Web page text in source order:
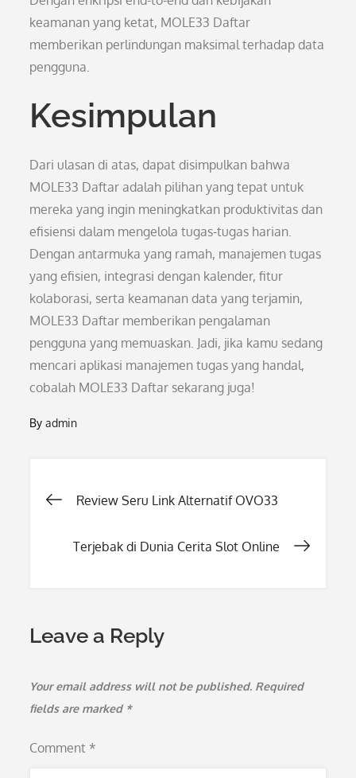
keamanan yang ketat, MOLE33 Daftar
memberikan perlindungan maksimal terhadap data
pengguna.
Kesimpulan
Dari ulasan di atas, dapat disimpulkan bahwa
MOLE33 Daftar adalah pilihan yang tepat untuk
mereka yang ingin meningkatkan produktivitas dan
efisiensi dalam mengelola tugas-tugas harian.
Dengan antarmuka yang ramah, manajemen tugas
yang efisien, integrasi dengan kalender, fitur
kolaborasi, serta keamanan data yang terjamin,
MOLE33 Daftar memberikan pengalaman
pengguna yang memuaskan. Jadi, jika kamu sedang
mencari aplikasi manajemen tugas yang handal,
cobalah MOLE33 Daftar sekarang juga!
Byadmin
Post
navigation
Review Seru Link Alternatif OVO33
Terjebak di Dunia Cerita Slot Online
Leave a Reply
Your email address will not be published. Required
fields are marked *
Comment *